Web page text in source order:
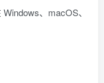
、macOS、